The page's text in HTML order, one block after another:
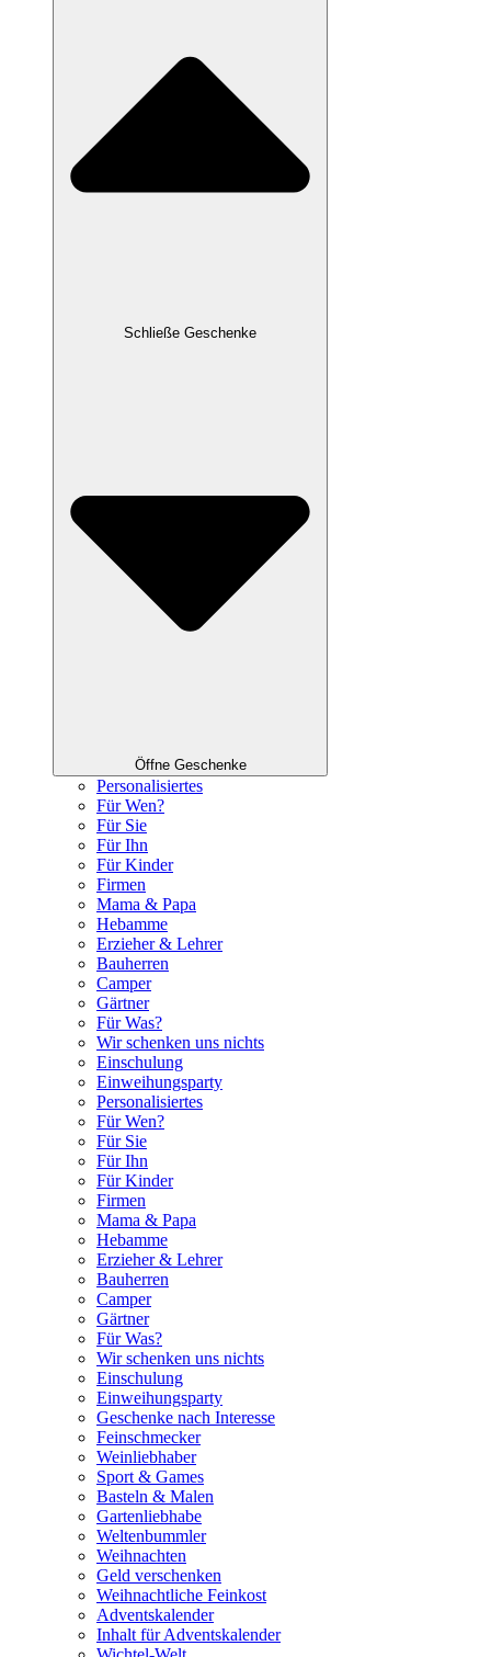
Schließe Geschenke
Öffne Geschenke
Personalisiertes
Für Wen?
Für Sie
Für Ihn
Für Kinder
Firmen
Mama & Papa
Hebamme
Erzieher & Lehrer
Bauherren
Camper
Gärtner
Für Was?
Wir schenken uns nichts
Einschulung
Einweihungsparty
Personalisiertes
Für Wen?
Für Sie
Für Ihn
Für Kinder
Firmen
Mama & Papa
Hebamme
Erzieher & Lehrer
Bauherren
Camper
Gärtner
Für Was?
Wir schenken uns nichts
Einschulung
Einweihungsparty
Geschenke nach Interesse
Feinschmecker
Weinliebhaber
Sport & Games
Basteln & Malen
Gartenliebhabe
Weltenbummler
Weihnachten
Geld verschenken
Weihnachtliche Feinkost
Adventskalender
Inhalt für Adventskalender